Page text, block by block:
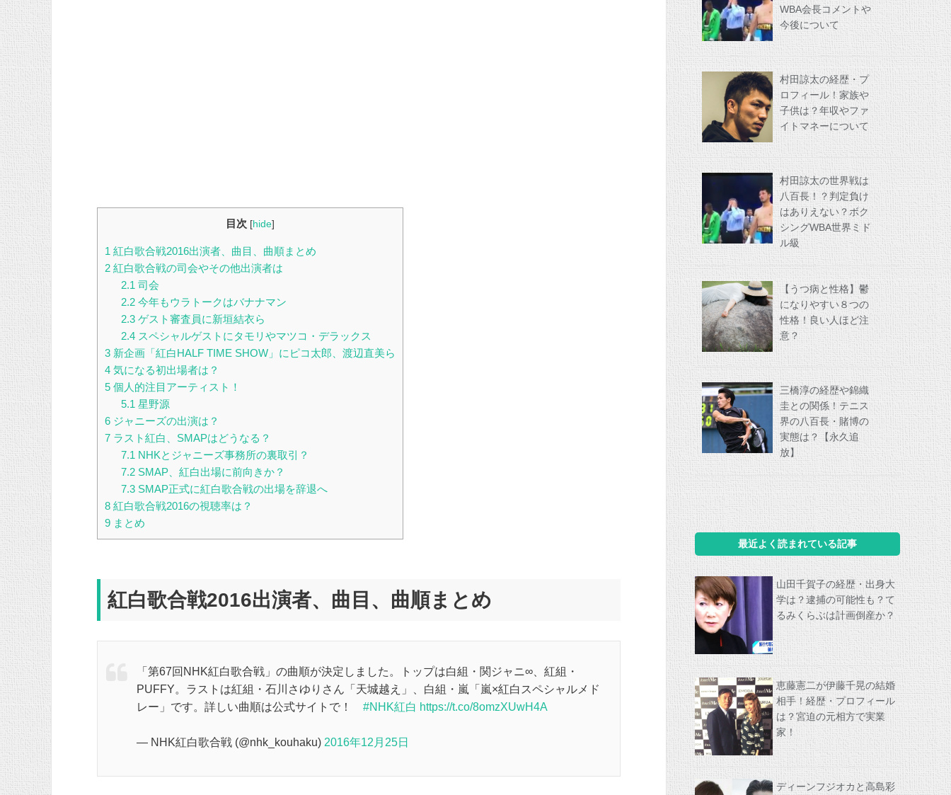
目次 [hide]
1 紅白歌合戦2016出演者、曲目、曲順まとめ
2 紅白歌合戦の司会やその他出演者は
2.1 司会
2.2今年もウラトークはバナナマン
2.3ゲスト審査員に新垣結衣ら
2.4スペシャルゲストにタモリやマツコ・デラックス
3 新企画「紅白HALF TIME SHOW」にピコ太郎、渡辺直美ら
4 気になる初出場者は？
5 個人的注目アーティスト！
5.1 星野源
6 ジャニーズの出演は？
7 ラスト紅白、SMAPはどうなる？
7.1 NHKとジャニーズ事務所の裏取引？
7.2SMAP、紅白出場に前向きか？
7.3SMAP正式に紅白歌合戦の出場を辞退へ
8 紅白歌合戦2016の視聴率は？
9 まとめ
紅白歌合戦2016出演者、曲目、曲順まとめ
「第67回NHK紅白歌合戦」の曲順が決定しました。トップは白組・関ジャニ∞、紅組・
PUFFY。ラストは紅組・石川さゆりさん「天城越え」、白組・嵐「嵐×紅白スペシャルメド
レー」です。詳しい曲順は公式サイトで！ #NHK紅白 https://t.co/8omzXUwH4A
— NHK紅白歌合戦 (@nhk_kouhaku) 2016年12月25日
WBA会長コメントや
今後について
村田諒太の経歴・プ
ロフィール！家族や
子供は？年収やファ
イトマネーについて
村田諒太の世界戦は
八百長！？判定負け
はありえない？ボク
シングWBA世界ミド
ル級
【うつ病と性格】鬱
になりやすい８つの
性格！良い人ほど注
意？
三橋淳の経歴や錦織
圭との関係！テニス
界の八百長・賭博の
実態は？【永久追
放】
最近よく読まれている記事
山田千賀子の経歴・出身大
学は？逮捕の可能性も？て
るみくらぶは計画倒産か？
恵藤憲二が伊藤千晃の結婚
相手！経歴・プロフィール
は？宮迫の元相方で実業
家！
ディーンフジオカと高島彩